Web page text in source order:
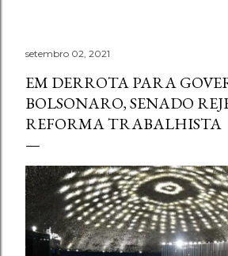
setembro 02, 2021
EM DERROTA PARA
BOLSONARO, SENADO
REFORMA TRABALHISTA